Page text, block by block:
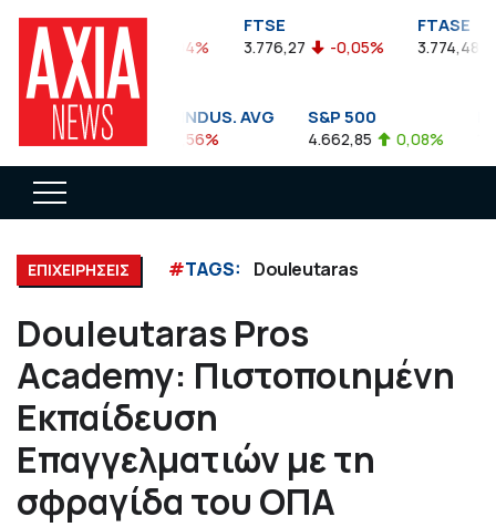
FTSEA
899,47 -0,04%
FTSE
3.776,27 -0,05%
FTASE
3.774,48
DOW JONES INDUS. AVG
35.911,81 -0,56%
S&P 500
4.662,85 0,08%
ΕΠΙΧΕΙΡΗΣΕΙΣ #TAGS: Douleutaras
Douleutaras Pros
Academy: Πιστοποιημένη
Εκπαίδευση
Επαγγελματιών με τη
σφραγίδα του ΟΠΑ